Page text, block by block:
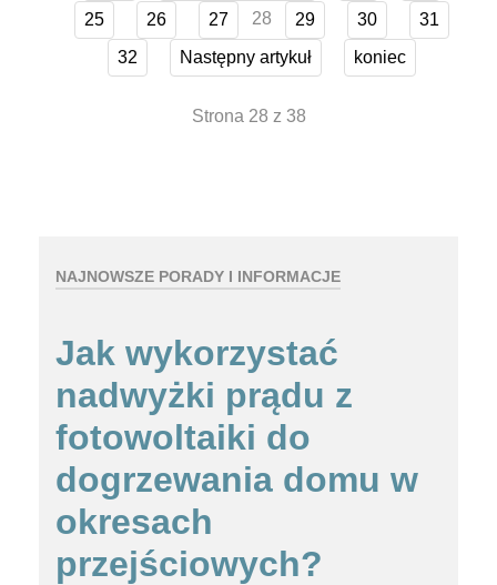
25 26 27 28 29 30
31
32
Następny artykuł koniec
Strona 28 z 38
NAJNOWSZE PORADY I INFORMACJE
Jak wykorzystać
nadwyżki prądu z
fotowoltaiki do
dogrzewania domu w
okresach
przejściowych?